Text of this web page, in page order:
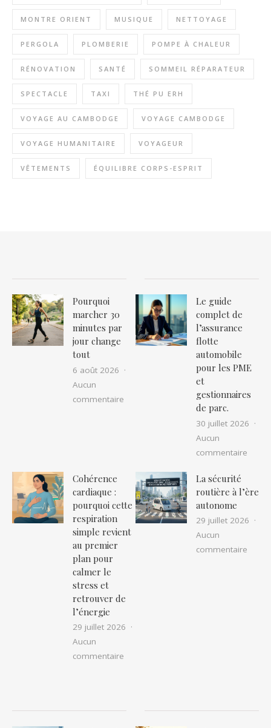
MONTRE ORIENT MUSIQUE NETTOYAGE
PERGOLA PLOMBERIE POMPE À CHALEUR
RÉNOVATION SANTÉ SOMMEIL RÉPARATEUR
SPECTACLE TAXI THÉ PU ERH
VOYAGE AU CAMBODGE VOYAGE CAMBODGE
VOYAGE HUMANITAIRE VOYAGEUR
VÊTEMENTS ÉQUILIBRE CORPS-ESPRIT
Pourquoi
marcher 30
minutes par
jour change
tout
6 août 2026
Aucun
commentaire sur Pourquoi marcher 30 minutes
Le guide
complet de
l’assurance
flotte
automobile
pour les PME
et
gestionnaires
de parc.
30 juillet 2026
Aucun
commentaire
Cohérence
cardiaque :
pourquoi cette
respiration
simple revient
au premier
plan pour
calmer le
stress et
retrouver de
l’énergie
29 juillet 2026
Aucun
commentaire
La sécurité
routière à l’ère
autonome
29 juillet 2026
Aucun
commentaire